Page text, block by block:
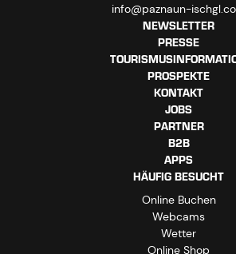
info@paznaun-
NEWSLETTER
PRESSE
PROSPEKTE
KONTAKT
JOBS
PARTNER
B2B
APPS
HÄUFIG BESUCHT
Online Buchen
Webcams
Wetter
Online Shop